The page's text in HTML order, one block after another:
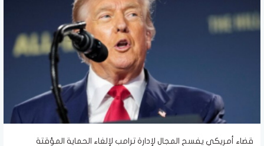
قضاء أمريكي يفسح المجال لإدارة ترامب لإلغاء الحماية المؤقتة